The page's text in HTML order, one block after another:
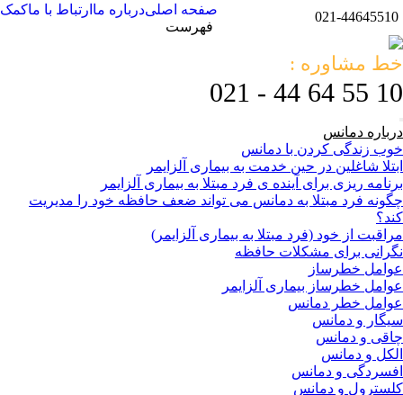
021-44645510
صفحه اصلیدرباره ما ارتباط با ماکمک
فهرست
خط مشاوره :
10 55 64 44 - 021
درباره دمانس
خوب زندگی کردن با دمانس
ابتلا شاغلین در حین خدمت به بیماری آلزایمر
برنامه ریزی برای آینده ی فرد مبتلا به بیماری آلزایمر
چگونه فرد مبتلا به دمانس می تواند ضعف حافظه خود را مدیریت
کند؟
مراقبت از خود (فرد مبتلا به بیماری آلزایمر)
نگرانی برای مشکلات حافظه
عوامل خطرساز
عوامل خطرساز بیماری آلزایمر
عوامل خطر دمانس
سیگار و دمانس
چاقی و دمانس
الکل و دمانس
افسردگی و دمانس
کلسترول و دمانس